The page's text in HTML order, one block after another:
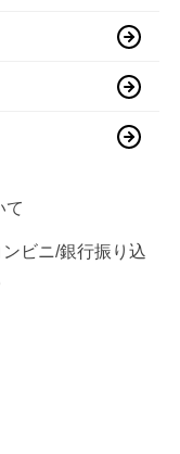
て
ビニ/銀行振り込